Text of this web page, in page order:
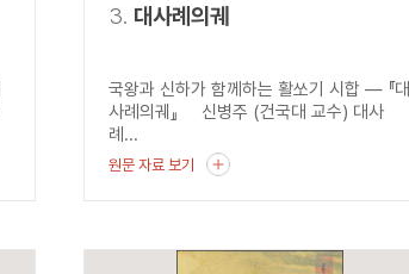
3. 대사례의궤
국왕과 신하가 함께하는 활쏘기 시합 ― 『대
사례의궤』 신병주 (건국대 교수) 대사
례...
원문 자료 보기